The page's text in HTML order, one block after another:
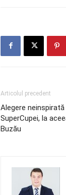
Articolul precedent
Alegere
SuperCupei, la
Buzău